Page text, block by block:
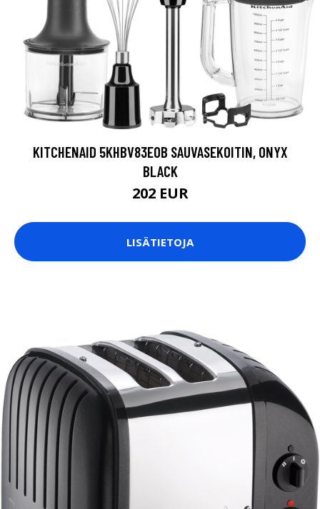
KITCHENAID 5KHBV83EOB SAUVASEKOITIN, ONYX
BLACK
202 EUR
LISÄTIETOJA